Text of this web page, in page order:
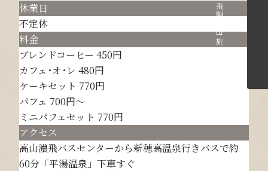
休業日
不定休
料金
ブレンドコーヒー 450円
カフェ･オ･レ 480円
ケーキセット 770円
パフェ 700円～
ミニパフェセット 770円
アクセス
高山濃飛バスセンターから新穂高温泉行きバスで約
60分「平湯温泉」下車すぐ
飛騨高山旅ガイドへ